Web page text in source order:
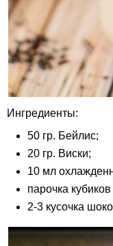
Ингредиенты:
50 гр. Бейлис;
20 гр. Виски;
10 мл
парочка
2-3 кусочка